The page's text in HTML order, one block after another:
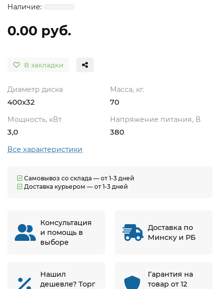
0.00 руб.
В закладки
Диаметр диска
400х32
Масса, кг.
70
Мощность, кВт
3,0
Напряжение питания, В
380
Все характеристики
Самовывоз со склада — от 1-3 дней
Доставка курьером — от 1-3 дней
Консультация
и помощь в
выборе
Доставка по
Минску и РБ
Нашил
дешевле? Торг
Гарантия на
товар от 12